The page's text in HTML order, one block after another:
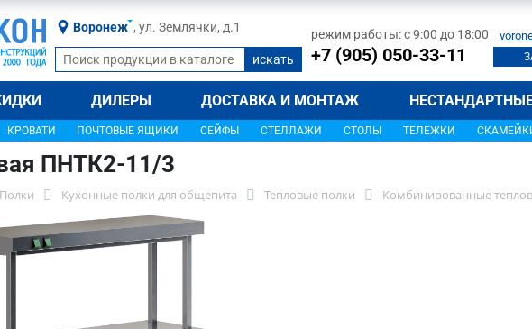
Воронеж , ул. Землячки, д.1 режим работы: с 9:00 до 18:00
+7 (905) 050-33-11
ДИЛЕРЫ ДОСТАВКА И МОНТАЖ
КРОВАТИ ПОЧТОВЫЕ ЯЩИКИ СЕЙФЫ СТЕЛЛАЖИ СТОЛЫ ТЕЛЕЖКИ
ПНТК2-11/3
Полки Кухонные полки для общепита Тепловые полки Комбинированные